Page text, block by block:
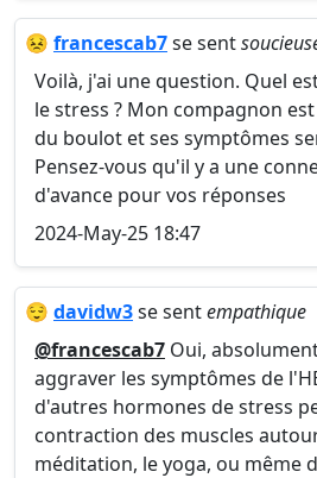
😣 francescab7se sent
Voilà, j'ai une question. Quel
le stress ? Mon compagnon
du boulot et ses symptômes
Pensez-vous qu'il y a une
d'avance pour vos réponses
2024-May-25 18:47
😌 davidw3se sentempathique
@francescab7 Oui,
aggraver les symptômes de
d'autres hormones de stress
contraction des muscles
méditation, le yoga, ou même